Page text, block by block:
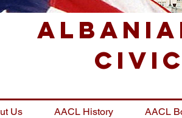
Us AACL History AACL